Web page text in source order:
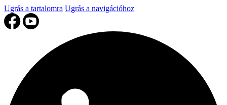
Ugrás a tartalomra Ugrás a navigációhoz